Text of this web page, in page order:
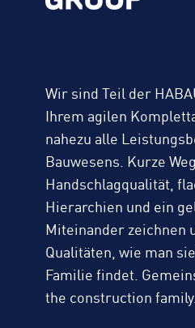
Wir sind Teil der
Ihrem agilen
nahezu alle
Bauwesens. Kurze
Handschlagqualität,
Hierarchien und ein
Miteinander zeichnen
Qualitäten, wie man
Familie findet.
the construction